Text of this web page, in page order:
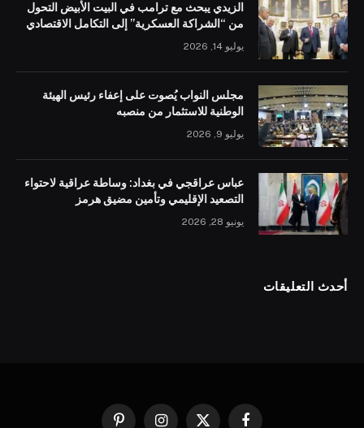
الزيدي يبحث مع ترامب في البيت الأبيض التحول
من “الشراكة العسكرية” إلى التكامل الاقتصادي
يوليو 14, 2026
مجلس النواب يُصوت على إعفاء رئيس الهيئة
الوطنية للاستثمار من منصبه
يوليو 9, 2026
عباس عراقجي في بغداد: وساطة عراقية لاحتواء
التصعيد الإقليمي وتأمين مضيق هرمز
يونيو 28, 2026
أحدث التعليقات